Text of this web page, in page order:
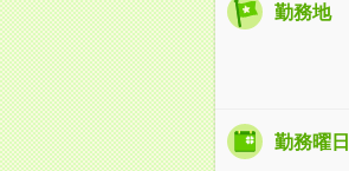
勤務地
勤務曜日